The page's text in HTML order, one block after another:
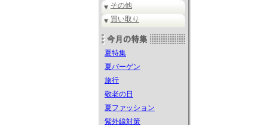
その他
買い取り
夏特集
夏バーゲン
旅行
敬老の日
夏ファッション
紫外線対策